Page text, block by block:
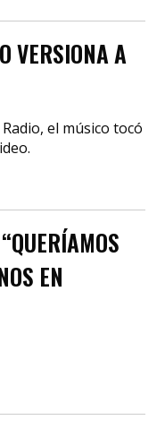
VERSIONA A
el músico tocó
EN